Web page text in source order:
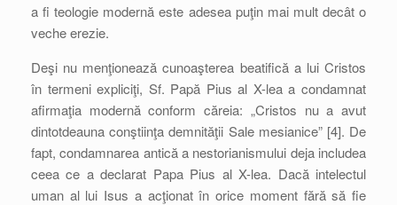
a fi teologie modernă este adesea puţin mai mult decât o
veche erezie.
Deşi nu menţionează cunoaşterea beatifică a lui Cristos
în termeni expliciţi, Sf. Papă Pius al X-lea a condamnat
afirmaţia modernă conform căreia: „Cristos nu a avut
dintotdeauna conştiinţa demnităţii Sale mesianice” [4]. De
fapt, condamnarea antică a nestorianismului deja includea
ceea ce a declarat Papa Pius al X-lea. Dacă intelectul
uman al lui Isus a acţionat în orice moment fără să fie